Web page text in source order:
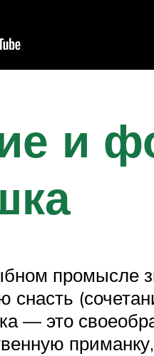
и
промысле
снасть
— это